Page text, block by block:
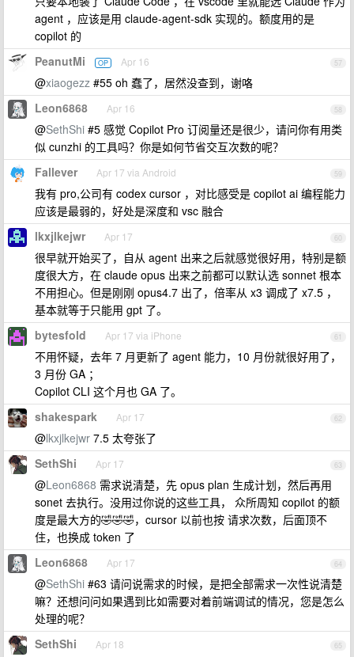
agent ，应该是用 claude-agent-sdk 实现的。额度用的是
copilot 的
57
PeanutMi OP Apr 16
@xiaogezz #55 oh 蠢了，居然没查到，谢咯
58
Leon6868 Apr 16
@SethShi #5 感觉 Copilot Pro 订阅量还是很少，请问你有用类
似 cunzhi 的工具吗？你是如何节省交互次数的呢？
59
Fallever Apr 17 via Android
我有 pro,公司有 codex cursor ，对比感受是 copilot ai 编程能力
应该是最弱的，好处是深度和 vsc 融合
60
lkxjlkejwr Apr 17
很早就开始买了，自从 agent 出来之后就感觉很好用，特别是额
度很大方，在 claude opus 出来之前都可以默认选 sonnet 根本
不用担心。但是刚刚 opus4.7 出了，倍率从 x3 调成了 x7.5 ，
基本就等于只能用 gpt 了。
61
bytesfold Apr 17 via iPhone
不用怀疑，去年 7 月更新了 agent 能力，10 月份就很好用了，
3 月份 GA ；
Copilot CLI 这个月也 GA 了。
62
shakespark Apr 17
@lkxjlkejwr 7.5 太夸张了
63
SethShi Apr 17
@Leon6868 需求说清楚，先 opus plan 生成计划，然后再用
sonet 去执行。没用过你说的这些工具， 众所周知 copilot 的额
度是最大方的🤣🤣🤣，cursor 以前也按 请求次数，后面顶不
住，也换成 token 了
64
Leon6868 Apr 17
@SethShi #63 请问说需求的时候，是把全部需求一次性说清楚
嘛？还想问问如果遇到比如需要对着前端调试的情况，您是怎么
处理的呢？
65
SethShi Apr 18